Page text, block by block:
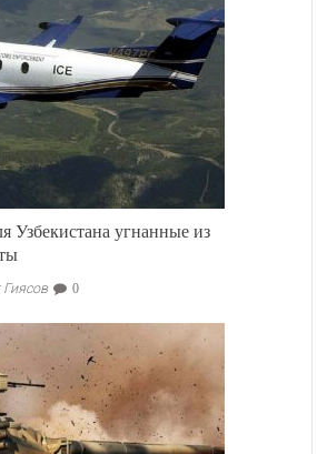
Узбекистана угнанные из
0